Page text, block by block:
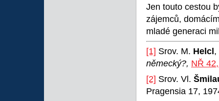
Jen touto cestou
zájemců,
mladé generaci
[1] Srov. M. Helcl,
německý?, NŘ
[2] Srov. Vl.
Pragensia 17,